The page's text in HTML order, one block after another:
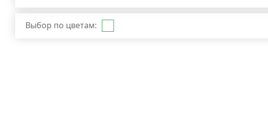
Выбор по цветам: